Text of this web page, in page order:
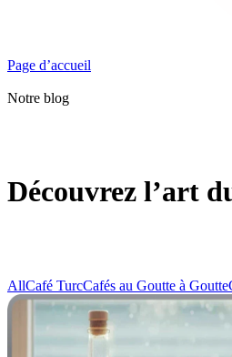
Page d’accueil
Notre blog
Découvrez l’art
AllCafé TurcCafés au Goutte à Goutte